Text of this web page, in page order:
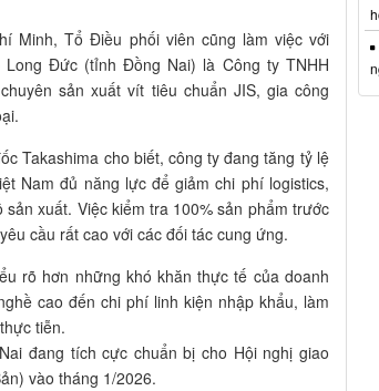
Minh, Tổ Điều phối viên cũng làm việc với
Đức (tỉnh Đồng Nai) là Công ty TNHH
sản xuất vít tiêu chuẩn JIS, gia công
Takashima cho biết, công ty đang tăng tỷ lệ
Nam đủ năng lực để giảm chi phí logistics,
xuất. Việc kiểm tra 100% sản phẩm trước
cầu rất cao với các đối tác cung ứng.
rõ hơn những khó khăn thực tế của doanh
cao đến chi phí linh kiện nhập khẩu, làm
tiễn.
đang tích cực chuẩn bị cho Hội nghị giao
vào tháng 1/2026.